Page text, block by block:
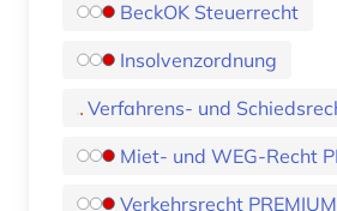
BeckOK Steuerrecht
Insolvenzordnung
Verfahrens- und
Miet- und WEG-Recht
Verkehrsrecht PREMIUM